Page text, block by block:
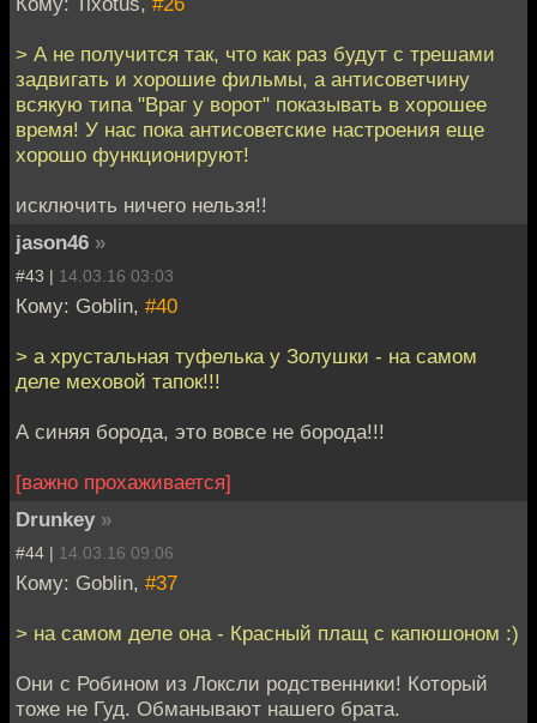
> А не получится так, что как раз будут с трешами
задвигать и хорошие фильмы, а антисоветчину
всякую типа "Враг у ворот" показывать в хорошее
время! У нас пока антисоветские настроения еще
хорошо функционируют!
исключить ничего нельзя!!
jason46 »
#43 | 14.03.16 03:03
Кому: Goblin, #40
> а хрустальная туфелька у Золушки - на самом
деле меховой тапок!!!
А синяя борода, это вовсе не борода!!!
[важно прохаживается]
Drunkey »
#44 | 14.03.16 09:06
Кому: Goblin, #37
> на самом деле она - Красный плащ с капюшоном :)
Они с Робином из Локсли родственники! Который
тоже не Гуд. Обманывают нашего брата.